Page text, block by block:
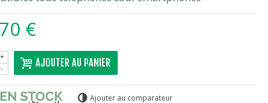
€
-
+
AJOUTER AU PANIER
Ajouter au comparateur